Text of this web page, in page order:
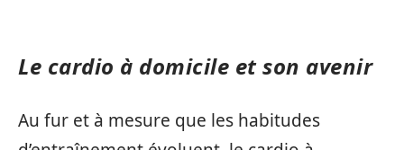
Le cardio à domicile et son avenir
Au fur et à mesure que les habitudes